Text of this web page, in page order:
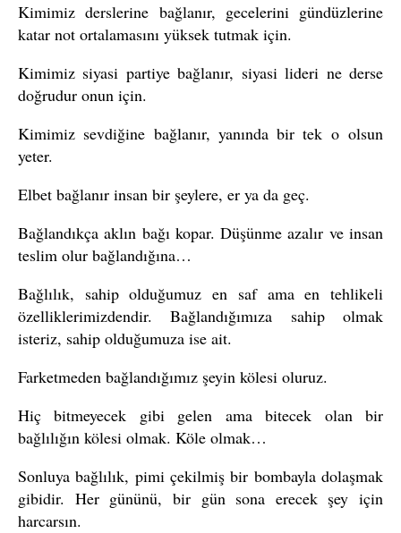
Kimimiz derslerine bağlanır, gecelerini gündüzlerine
katar not ortalamasını yüksek tutmak için.
Kimimiz siyasi partiye bağlanır, siyasi lideri ne derse
doğrudur onun için.
Kimimiz sevdiğine bağlanır, yanında bir tek o olsun
yeter.
Elbet bağlanır insan bir şeylere, er ya da geç.
Bağlandıkça aklın bağı kopar. Düşünme azalır ve insan
teslim olur bağlandığına…
Bağlılık, sahip olduğumuz en saf ama en tehlikeli
özelliklerimizdendir. Bağlandığımıza sahip olmak
isteriz, sahip olduğumuza ise ait.
Farketmeden bağlandığımız şeyin kölesi oluruz.
Hiç bitmeyecek gibi gelen ama bitecek olan bir
bağlılığın kölesi olmak. Köle olmak…
Sonluya bağlılık, pimi çekilmiş bir bombayla dolaşmak
gibidir. Her gününü, bir gün sona erecek şey için
harcarsın.